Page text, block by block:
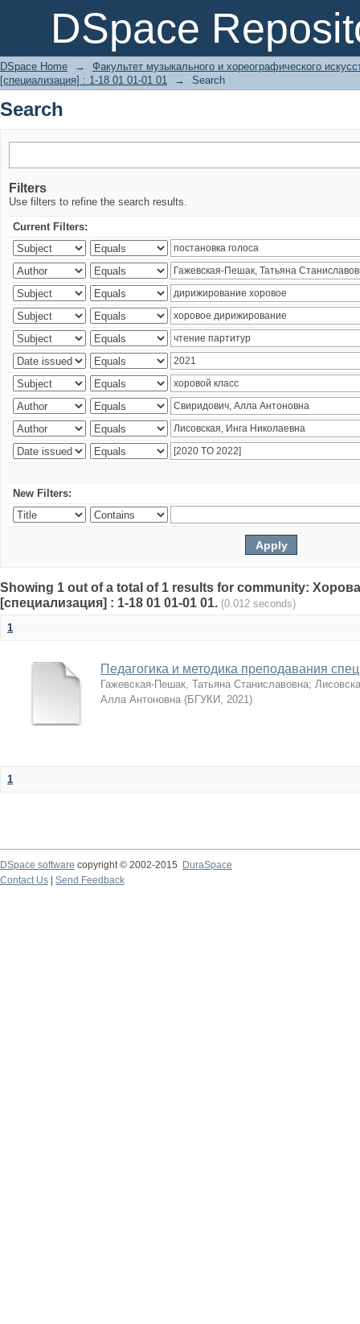
DSpace
Search
DSpace Home →
Факультет музыкального и хореографического
[специализация] : 1-18 01 01-01 01
→ Search
Search
Filters
Use filters to refine the search results.
Current Filters:
New Filters:
Showing 1 out of a total of 1 results for community:
[специализация] : 1-18 01 01-01 01. (0.012 seconds)
1
Педагогика и методика преподавания
Гажевская-Пешак, Татьяна Станиславовна;
Алла Антоновна (БГУКИ, 2021)
1
DSpace software copyright © 2002-2015
DuraSpace
Contact Us
Send Feedback